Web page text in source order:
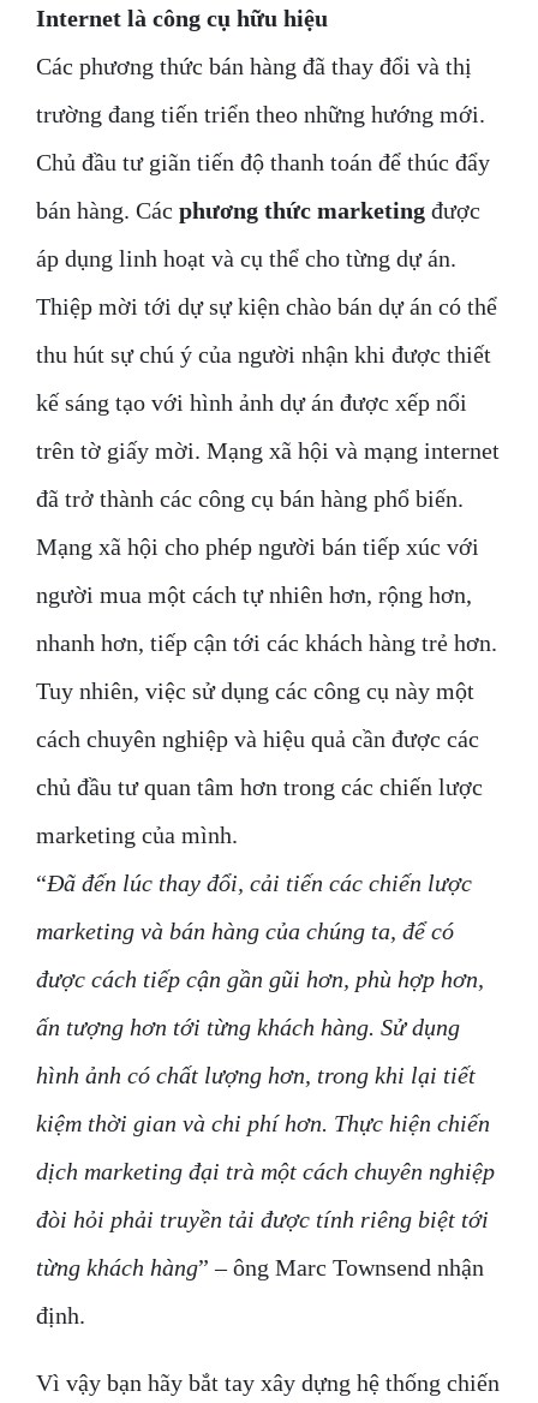
Internet là công cụ hữu hiệu
Các phương thức bán hàng đã thay đổi và thị
trường đang tiến triển theo những hướng mới.
Chủ đầu tư giãn tiến độ thanh toán để thúc đẩy
bán hàng. Các phương thức marketing được
áp dụng linh hoạt và cụ thể cho từng dự án.
Thiệp mời tới dự sự kiện chào bán dự án có thể
thu hút sự chú ý của người nhận khi được thiết
kế sáng tạo với hình ảnh dự án được xếp nổi
trên tờ giấy mời. Mạng xã hội và mạng internet
đã trở thành các công cụ bán hàng phổ biến.
Mạng xã hội cho phép người bán tiếp xúc với
người mua một cách tự nhiên hơn, rộng hơn,
nhanh hơn, tiếp cận tới các khách hàng trẻ hơn.
Tuy nhiên, việc sử dụng các công cụ này một
cách chuyên nghiệp và hiệu quả cần được các
chủ đầu tư quan tâm hơn trong các chiến lược
marketing của mình.
“Đã đến lúc thay đổi, cải tiến các chiến lược
marketing và bán hàng của chúng ta, để có
được cách tiếp cận gần gũi hơn, phù hợp hơn,
ấn tượng hơn tới từng khách hàng. Sử dụng
hình ảnh có chất lượng hơn, trong khi lại tiết
kiệm thời gian và chi phí hơn. Thực hiện chiến
dịch marketing đại trà một cách chuyên nghiệp
đòi hỏi phải truyền tải được tính riêng biệt tới
từng khách hàng” – ông Marc Townsend nhận
định.
Vì vậy bạn hãy bắt tay xây dựng hệ thống chiến